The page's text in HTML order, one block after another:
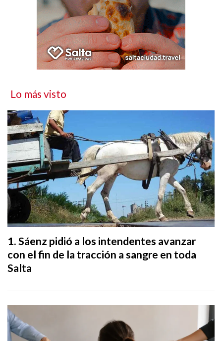
Lo más visto
Sáenz pidió a los intendentes avanzar
con el fin de la tracción a sangre en toda
Salta